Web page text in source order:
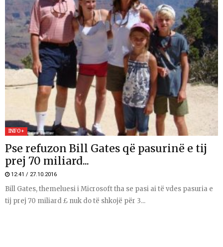
INFO+
Pse refuzon Bill Gates që pasurinë e tij
prej 70 miliard...
12:41 / 27.10.2016
Bill Gates, themeluesi i Microsoft tha se pasi ai të vdes pasuria e
tij prej 70 miliard £ nuk do të shkojë për 3...